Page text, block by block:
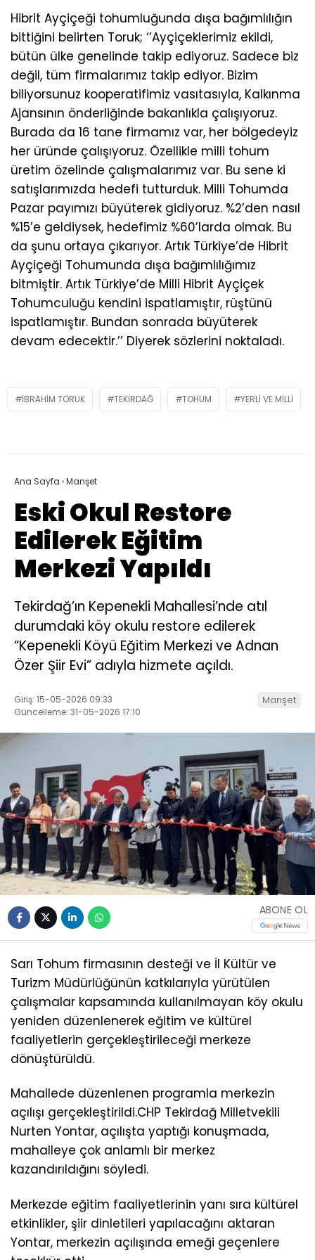
Hibrit Ayçiçeği tohumluğunda dışa bağımlılığın
bittiğini belirten Toruk; ‘’Ayçiçeklerimiz ekildi,
bütün ülke genelinde takip ediyoruz. Sadece biz
değil, tüm firmalarımız takip ediyor. Bizim
biliyorsunuz kooperatifimiz vasıtasıyla, Kalkınma
Ajansının önderliğinde bakanlıkla çalışıyoruz.
Burada da 16 tane firmamız var, her bölgedeyiz
her üründe çalışıyoruz. Özellikle milli tohum
üretim özelinde çalışmalarımız var. Bu sene ki
satışlarımızda hedefi tutturduk. Milli Tohumda
Pazar payımızı büyüterek gidiyoruz. %2’den nasıl
%15’e geldiysek, hedefimiz %60’larda olmak. Bu
da şunu ortaya çıkarıyor. Artık Türkiye’de Hibrit
Ayçiçeği Tohumunda dışa bağımlılığımız
bitmiştir. Artık Türkiye’de Milli Hibrit Ayçiçek
Tohumculuğu kendini ispatlamıştır, rüştünü
ispatlamıştır. Bundan sonrada büyüterek
devam edecektir.’’ Diyerek sözlerini noktaladı.
IBRAHIM TORUK TEKIRDAĞ TOHUM YERLI VE MILLI
Ana Sayfa ›Manşet
Eski Okul Restore
Edilerek Eğitim
Merkezi Yapıldı
Tekirdağ’ın Kepenekli Mahallesi’nde atıl
durumdaki köy okulu restore edilerek
“Kepenekli Köyü Eğitim Merkezi ve Adnan
Özer Şiir Evi” adıyla hizmete açıldı.
Giriş: 15-05-2026 09:33
Güncelleme: 31-05-2026 17:10
Manşet
ABONE OL
Sarı Tohum firmasının desteği ve İl Kültür ve
Turizm Müdürlüğünün katkılarıyla yürütülen
çalışmalar kapsamında kullanılmayan köy okulu
yeniden düzenlenerek eğitim ve kültürel
faaliyetlerin gerçekleştirileceği merkeze
dönüştürüldü.
Mahallede düzenlenen programla merkezin
açılışı gerçekleştirildi.CHP Tekirdağ Milletvekili
Nurten Yontar, açılışta yaptığı konuşmada,
mahalleye çok anlamlı bir merkez
kazandırıldığını söyledi.
Merkezde eğitim faaliyetlerinin yanı sıra kültürel
etkinlikler, şiir dinletileri yapılacağını aktaran
Yontar, merkezin açılışında emeği geçenlere